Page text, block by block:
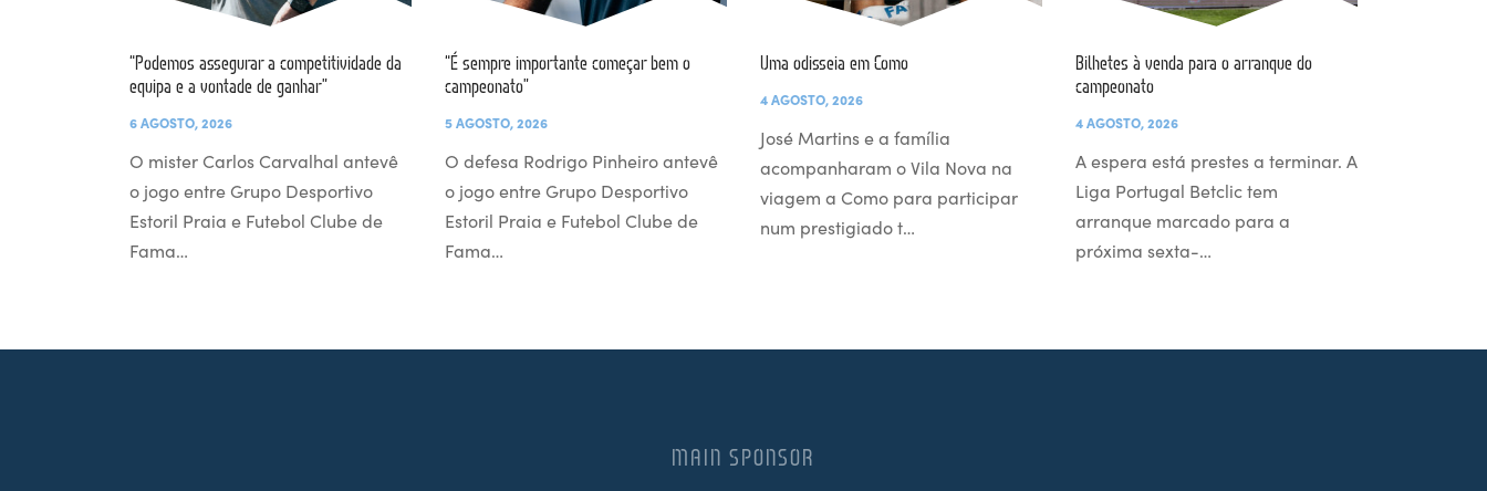
“Podemos assegurar a competitividade da
equipa e a vontade de ganhar”
6 AGOSTO, 2026
O mister Carlos Carvalhal antevê
o jogo entre Grupo Desportivo
Estoril Praia e Futebol Clube de
Fama…
“É sempre importante começar bem o
campeonato”
5 AGOSTO, 2026
O defesa Rodrigo Pinheiro antevê
o jogo entre Grupo Desportivo
Estoril Praia e Futebol Clube de
Fama…
Uma odisseia em Como
4 AGOSTO, 2026
José Martins e a família
acompanharam o Vila Nova na
viagem a Como para participar
num prestigiado t…
Bilhetes à venda para o arranque do
campeonato
4 AGOSTO, 2026
A espera está prestes a terminar. A
Liga Portugal Betclic tem
arranque marcado para a
próxima sexta-…
MAIN SPONSOR